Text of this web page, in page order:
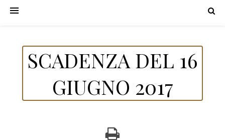
SCADENZA DEL 16
GIUGNO 2017